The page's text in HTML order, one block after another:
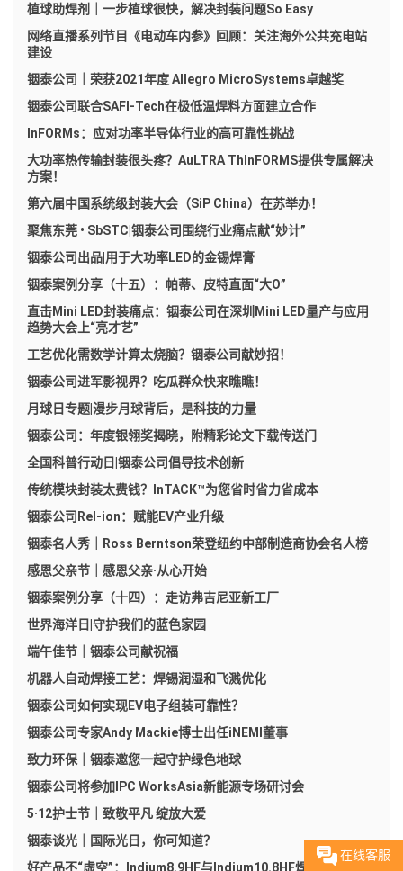
在线客服
植球助焊剂｜一步植球很快，解决封装问题So Easy
网络直播系列节目《电动车内参》回顾：关注海外公共充电站
建设
铟泰公司｜荣获2021年度 Allegro MicroSystems卓越奖
铟泰公司联合SAFI-Tech在极低温焊料方面建立合作
InFORMs：应对功率半导体行业的高可靠性挑战
大功率热传输封装很头疼？AuLTRA ThInFORMS提供专属解决
方案！
第六届中国系统级封装大会（SiP China）在苏举办！
聚焦东莞 • SbSTC|铟泰公司围绕行业痛点献“妙计”
铟泰公司出品|用于大功率LED的金锡焊膏
铟泰案例分享（十五）：帕蒂、皮特直面“大O”
直击Mini LED封装痛点：铟泰公司在深圳Mini LED量产与应用
趋势大会上“亮才艺”
工艺优化需数学计算太烧脑？铟泰公司献妙招！
铟泰公司进军影视界？吃瓜群众快来瞧瞧！
月球日专题|漫步月球背后，是科技的力量
铟泰公司：年度银翎奖揭晓，附精彩论文下载传送门
全国科普行动日|铟泰公司倡导技术创新
传统模块封装太费钱？InTACK™为您省时省力省成本
铟泰公司Rel-ion：赋能EV产业升级
铟泰名人秀｜Ross Berntson荣登纽约中部制造商协会名人榜
感恩父亲节｜感恩父亲·从心开始
铟泰案例分享（十四）：走访弗吉尼亚新工厂​
世界海洋日|守护我们的蓝色家园
端午佳节｜铟泰公司献祝福
机器人自动焊接工艺：焊锡润湿和飞溅优化
铟泰公司如何实现EV电子组装可靠性？
铟泰公司专家Andy Mackie博士出任iNEMI董事
致力环保｜铟泰邀您一起守护绿色地球
铟泰公司将参加IPC WorksAsia新能源专场研讨会
5·12护士节｜致敬平凡 绽放大爱
铟泰谈光｜国际光日，你可知道？
好产品不“虚空”：Indium8.9HF与Indium10.8HF焊锡膏